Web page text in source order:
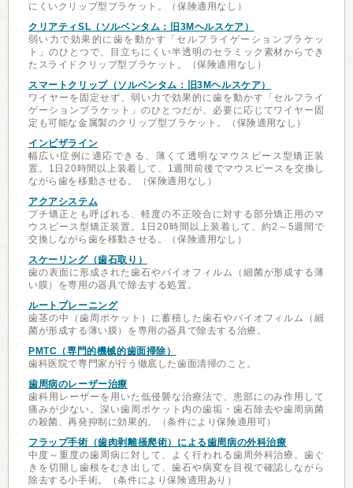
にくいクリップ型ブラケット。（保険適用なし）
クリアティSL（ソルベンタム：旧3Mヘルスケア）
弱い力で効果的に歯を動かす「セルフライゲーションブラケッ
ト」のひとつで、目立ちにくい半透明のセラミック素材からでき
たスライドクリップ型ブラケット。（保険適用なし）
スマートクリップ（ソルベンタム：旧3Mヘルスケア）
ワイヤーを固定せず、弱い力で効果的に歯を動かす「セルフライ
ゲーションブラケット」のひとつだが、必要に応じてワイヤー固
定も可能な金属製のクリップ型ブラケット。（保険適用なし）
インビザライン
幅広い症例に適応できる、薄くて透明なマウスピース型矯正装
置。1日20時間以上装着して、1週間前後でマウスピースを交換し
ながら歯を移動させる。（保険適用なし）
アクアシステム
プチ矯正とも呼ばれる、軽度の不正咬合に対する部分矯正用のマ
ウスピース型矯正装置。1日20時間以上装着して、約2～5週間で
交換しながら歯を移動させる。（保険適用なし）
スケーリング（歯石取り）
歯の表面に形成された歯石やバイオフィルム（細菌が形成する薄
い膜）を専用の器具で除去する処置。
ルートプレーニング
歯茎の中（歯周ポケット）に蓄積した歯石やバイオフィルム（細
菌が形成する薄い膜）を専用の器具で除去する治療。
PMTC（専門的機械的歯面掃除）
歯科医院で専門家が行う徹底した歯面清掃のこと。
歯周病のレーザー治療
歯科用レーザーを用いた低侵襲な治療法で、患部にのみ作用して
痛みが少ない。深い歯周ポケット内の歯垢・歯石除去や歯周病菌
の殺菌、再発抑制に効果的。（条件により保険適用可）
フラップ手術（歯肉剥離掻爬術）による歯周病の外科治療
中度～重度の歯周病に対して、よく行われる歯周外科治療。歯ぐ
きを切開し歯根をむき出して、歯石や病変を目視で確認しながら
除去する小手術。（条件により保険適用あり）